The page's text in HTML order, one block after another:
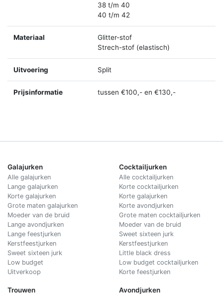
38 t/m 40
40 t/m 42
Materiaal
Glitter-stof
Strech-stof (elastisch)
Uitvoering Split
Prijsinformatie tussen €100,- en €130,-
Galajurken
Alle galajurken
Lange galajurken
Korte galajurken
Grote maten galajurken
Moeder van de bruid
Lange avondjurken
Lange feestjurken
Kerstfeestjurken
Sweet sixteen jurk
Low budget
Uitverkoop
Trouwen
Cocktailjurken
Alle cocktailjurken
Korte cocktailjurken
Korte galajurken
Korte avondjurken
Grote maten cocktailjurken
Moeder van de bruid
Sweet sixteen jurk
Kerstfeestjurken
Little black dress
Low budget cocktailjurken
Korte feestjurken
Avondjurken